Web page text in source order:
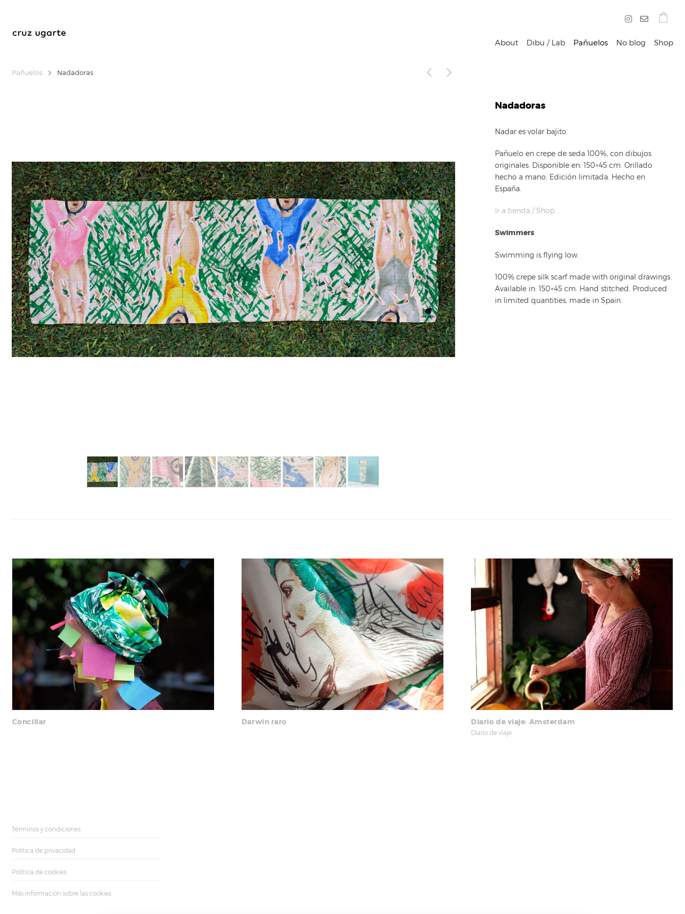
About Dibu / Lab Pañuelos No blog Shop
Pañuelos Nadadoras
Nadadoras
Nadar es volar bajito.
Pañuelo en crepe de seda 100%, con dibujos
originales. Disponible en: 150×45 cm. Orillado
hecho a mano. Edición limitada. Hecho en
España.
Ir a tienda / Shop
Swimmers
Swimming is flying low.
100% crepe silk scarf made with original drawings.
Available in: 150×45 cm. Hand stitched. Produced
in limited quantities, made in Spain.
Conciliar Darwin raro Diario de viaje: Amsterdam
Diario de viaje
Términos y condiciones
Política de privacidad
Política de cookies
Más información sobre las cookies